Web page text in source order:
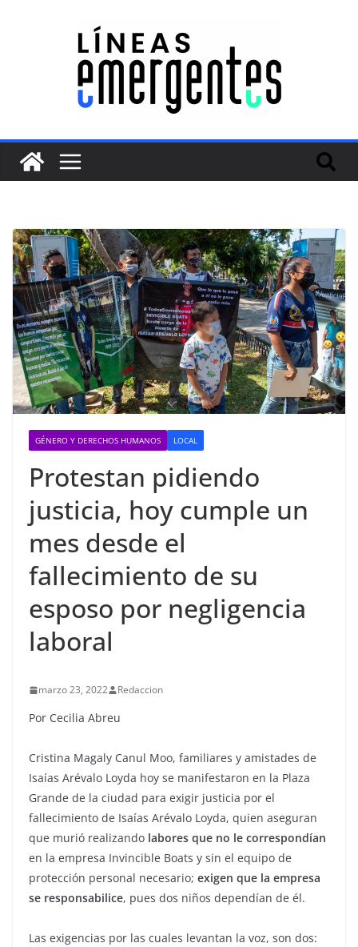
GÉNERO Y DERECHOS HUMANOS LOCAL
Protestan pidiendo
justicia, hoy cumple un
mes desde el
fallecimiento de su
esposo por negligencia
laboral
marzo 23, 2022 Redaccion
Por Cecilia Abreu
Cristina Magaly Canul Moo, familiares y amistades de
Isaías Arévalo Loyda hoy se manifestaron en la Plaza
Grande de la ciudad para exigir justicia por el
fallecimiento de Isaías Arévalo Loyda, quien aseguran
que murió realizando labores que no le correspondían
en la empresa Invincible Boats y sin el equipo de
protección personal necesario; exigen que la empresa
se responsabilice, pues dos niños dependían de él.
Las exigencias por las cuales levantan la voz, son dos: